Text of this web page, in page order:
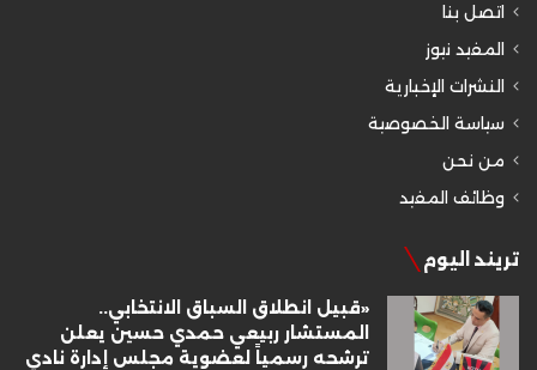
اتصل بنا
المفيد نيوز
النشرات الإخبارية
سياسة الخصوصية
من نحن
وظائف المفيد
تريند اليوم
«قبيل انطلاق السباق الانتخابي..
المستشار ربيعي حمدي حسين يعلن
ترشحه رسمياً لعضوية مجلس إدارة نادي